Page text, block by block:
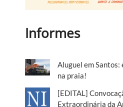
Informes
Aluguel em
na praia!
[EDITAL]
Extraordinária da